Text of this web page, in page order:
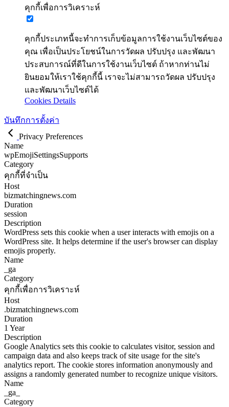
คุกกี้เพื่อการวิเคราะห์
คุกกี้ประเภทนี้จะทำการเก็บข้อมูลการใช้งานเว็บไซต์ของ
คุณ เพื่อเป็นประโยชน์ในการวัดผล ปรับปรุง และพัฒนา
ประสบการณ์ที่ดีในการใช้งานเว็บไซต์ ถ้าหากท่านไม่
ยินยอมให้เราใช้คุกกี้นี้ เราจะไม่สามารถวัดผล ปรับปรุง
และพัฒนาเว็บไซต์ได้
Cookies Details
บันทึกการตั้งค่า
Privacy Preferences
Name
wpEmojiSettingsSupports
Category
คุกกี้ที่จำเป็น
Host
bizmatchingnews.com
Duration
session
Description
WordPress sets this cookie when a user interacts with emojis on a
WordPress site. It helps determine if the user's browser can display
emojis properly.
Name
_ga
Category
คุกกี้เพื่อการวิเคราะห์
Host
.bizmatchingnews.com
Duration
1 Year
Description
Google Analytics sets this cookie to calculates visitor, session and
campaign data and also keeps track of site usage for the site's
analytics report. The cookie stores information anonymously and
assigns a randomly generated number to recognize unique visitors.
Name
_ga_
Category